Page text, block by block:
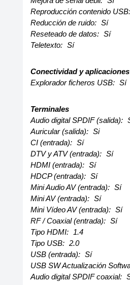
Reproducción contenido USB:
Reducción de ruido: Sí
Reseteado de datos: Sí
Teletexto: Sí
Conectividad y aplicaciones
Explorador ficheros USB: Sí
Terminales
Audio digital SPDIF (salida):
Auricular (salida): Si
CI (entrada): Sí
DTV y ATV (entrada): Sí
HDMI (entrada): Sí
HDCP (entrada): Sí
Mini Audio AV (entrada): Sí
Mini AV (entrada): Sí
Mini Vídeo AV (entrada): Sí
RF / Coaxial (entrada): Sí
Tipo HDMI: 1.4
Tipo USB: 2.0
USB (entrada): Sí
USB SW Actualización
Audio digital SPDIF coaxial: